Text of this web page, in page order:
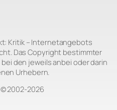
Kritik – Internetangebots
Das Copyright bestimmter
den jeweils anbei oder darin
Urhebern.
2002‑2026